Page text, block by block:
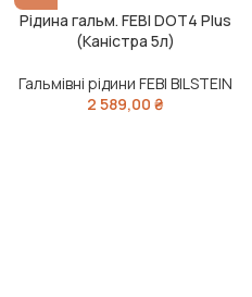
Рідина гальм. FEBI DOT4 Plus
(Каністра 5л)
Гальмівні рідини FEBI BILSTEIN
2 589,00 ₴